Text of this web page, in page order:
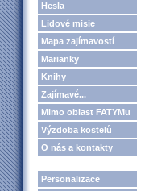
Hesla
Lidové misie
Mapa zajímavostí
Marianky
Knihy
Zajímavé...
Mimo oblast FATYMu
Výzdoba kostelů
O nás a kontakty
Personalizace